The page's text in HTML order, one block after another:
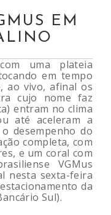
EM
uma plateia
em tempo
ao vivo, afinal os
cujo nome faz
entram no clima
até aceleram a
desempenho do
completa, com
e um coral com
VGMus
nesta sexta-feira
da
Sul).